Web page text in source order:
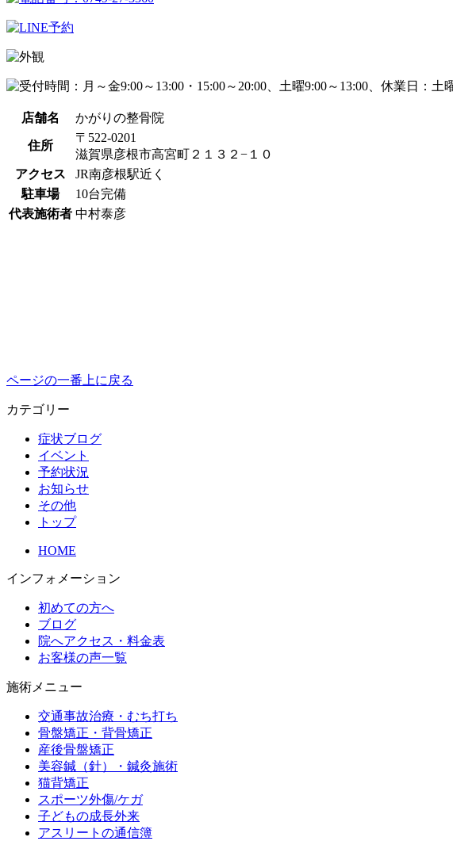
店舗名 かがりの整骨院
住所
〒522-0201
滋賀県彦根市高宮町２１３２−１０
アクセス
JR南彦根駅近く
駐車場
10台完備
代表施術者 中村泰彦
ページの一番上に戻る
カテゴリー
症状ブログ
イベント
予約状況
お知らせ
その他
トップ
HOME
インフォメーション
初めての方へ
ブログ
院へアクセス・料金表
お客様の声一覧
施術メニュー
交通事故治療・むち打ち
骨盤矯正・背骨矯正
産後骨盤矯正
美容鍼（針）・鍼灸施術
猫背矯正
スポーツ外傷/ケガ
子どもの成長外来
アスリートの通信簿